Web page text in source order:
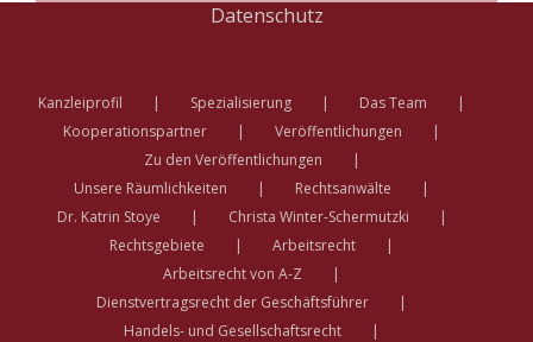
Datenschutz
Kanzleiprofil Spezialisierung
Das Team
Kooperationspartner
Veröffentlichungen
Zu den Veröffentlichungen
Unsere Räumlichkeiten
Rechtsanwälte
Dr. Katrin Stoye
Christa Winter-Schermutzki
Rechtsgebiete
Arbeitsrecht
Arbeitsrecht von A-Z
Dienstvertragsrecht der Geschäftsführer
Handels- und Gesellschaftsrecht